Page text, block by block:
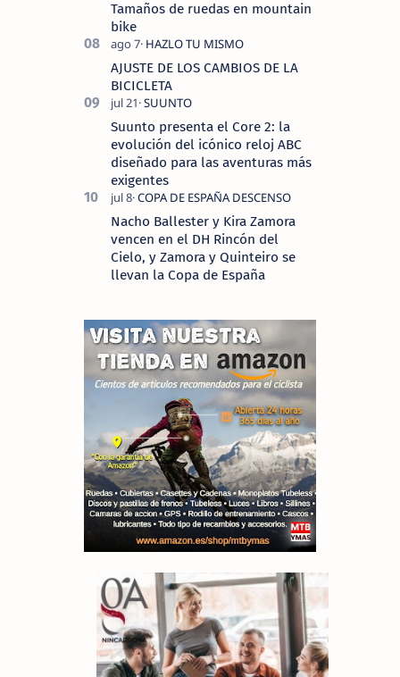
Tamaños de ruedas en mountain
bike
AJUSTE DE LOS CAMBIOS DE LA
BICICLETA
Suunto presenta el Core 2: la
evolución del icónico reloj ABC
diseñado para las aventuras más
exigentes
Nacho Ballester y Kira Zamora
vencen en el DH Rincón del
Cielo, y Zamora y Quinteiro se
llevan la Copa de España